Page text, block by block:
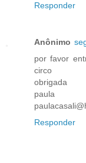
Responder
Anônimo
por favor
circo
obrigada
paula
Responder